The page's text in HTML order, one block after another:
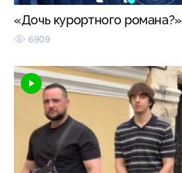
«Дочь курортного романа?»
6909